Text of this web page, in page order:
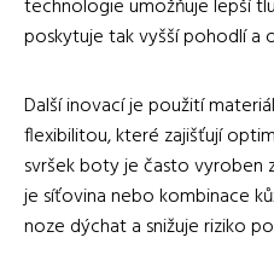
technologie umožňuje lepší
poskytuje tak vyšší pohodlí a
Další inovací je použití
flexibilitou, které zajišťují
svršek boty je často vyroben
je síťovina nebo kombinace
noze dýchat a snižuje riziko